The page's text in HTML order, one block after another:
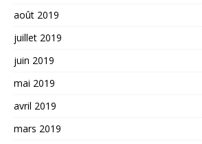
août 2019
juillet 2019
juin 2019
mai 2019
avril 2019
mars 2019